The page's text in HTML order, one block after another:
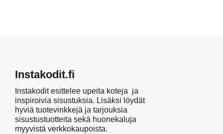
Instakodit.fi
Instakodit esittelee upeita koteja ja
inspiroivia sisustuksia. Lisäksi löydät
hyviä tuotevinkkejä ja tarjouksia
sisustustuotteita sekä huonekaluja
myyvistä verkkokaupoista.